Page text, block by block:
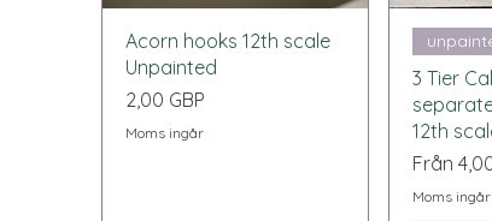
Snabbvisning
Acorn hooks 12th scale
Unpainted
Pris
2,00 GBP
Moms ingår
3 Tier
12th
Från
Reapris
Moms ingår